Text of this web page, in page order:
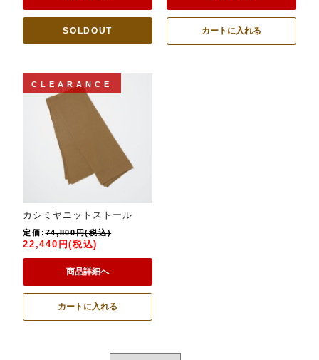
SOLDOUT カートに入れる
CLEARANCE
カシミヤニットストール
定価:74,800円(税込)
22,440円(税込)
商品詳細へ
カートに入れる